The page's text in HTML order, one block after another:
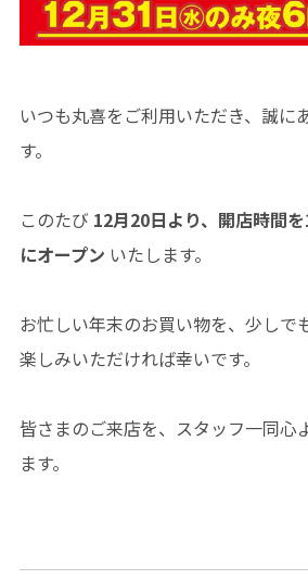
いつも丸喜をご利用いただき、誠に
す。
このたび 12月20日より、開店時間
にオープン いたします。
お忙しい年末のお買い物を、少しで
楽しみいただければ幸いです。
皆さまのご来店を、スタッフ一同心
ます。